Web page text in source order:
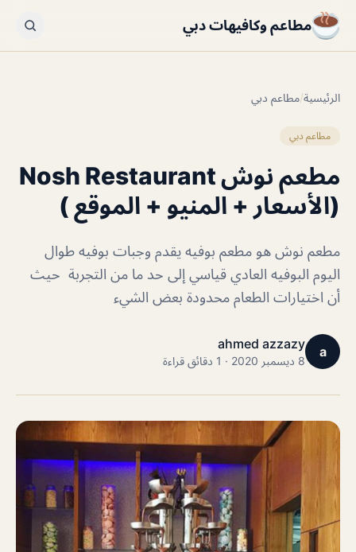
مطاعم وكافيهات دبي
الرئيسية/مطاعم دبي
مطاعم دبي
مطعم نوش Nosh Restaurant
(الأسعار + المنيو + الموقع )
مطعم نوش هو مطعم بوفيه يقدم وجبات بوفيه طوال
اليوم البوفيه العادي قياسي إلى حد ما من التجربة حيث
أن اختيارات الطعام محدودة بعض الشيء
a
ahmed azzazy
8 ديسمبر 2020 · 1 دقائق قراءة